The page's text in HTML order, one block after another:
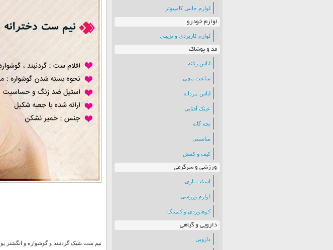
لوازم جانبی کامپیوتر
لوازم خودرو
لوازم کاربردی و تزیینی
مد و پوشاک
لباس زنانه
ساعت مچی
لباس مردانه
عینک آفتابی
بچه گانه
مناسبتی
کیف و کفش
ورزشی و سرگرمی
اسباب بازی
لوازم ورزشی
کوهنوردی و کمپینگ
دارویی و گیاهی
دارویی
نیم ست شیک گردنبند و گوشواره و انگشتر